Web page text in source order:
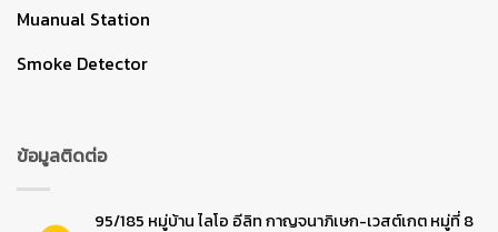
Muanual Station
Smoke Detector
ข้อมูลติดต่อ
95/185 หมู่บ้าน ไลโอ อีลิท กาญจนาภิเษก-เวสต์เกต หมู่ที่ 8